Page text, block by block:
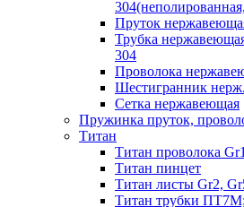
Пруток
Трубка
304
Проволока
Шестигранник
Сетка нержавеющая
Пружинка пруток,
Титан
Титан проволока Gr1
Титан пинцет
Титан листы Gr2,
Титан трубки